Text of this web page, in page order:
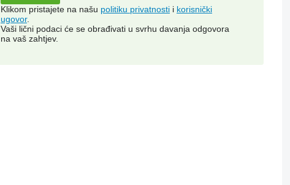
Klikom pristajete na našu politiku privatnosti i korisnički
ugovor.
Vaši lični podaci će se obrađivati ​​u svrhu davanja odgovora
na vaš zahtjev.